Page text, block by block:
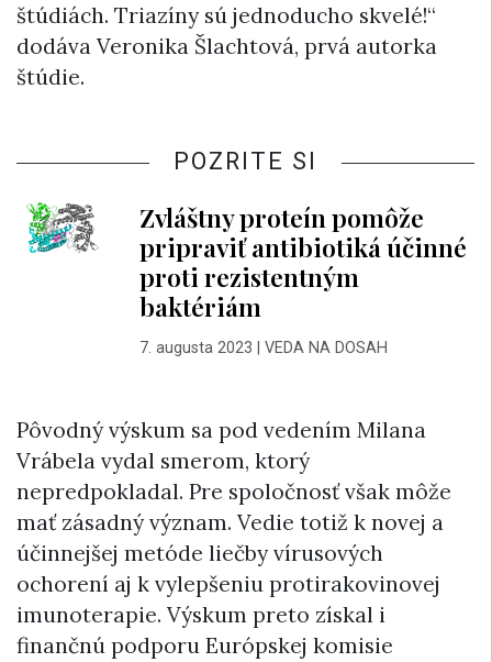
štúdiách. Triazíny sú jednoducho skvelé!“
dodáva Veronika Šlachtová, prvá autorka
štúdie.
POZRITE SI
Zvláštny proteín pomôže
pripraviť antibiotiká účinné
proti rezistentným
baktériám
7. augusta 2023 VEDA NA DOSAH
Pôvodný výskum sa pod vedením Milana
Vrábela vydal smerom, ktorý
nepredpokladal. Pre spoločnosť však môže
mať zásadný význam. Vedie totiž k novej a
účinnejšej metóde liečby vírusových
ochorení aj k vylepšeniu protirakovinovej
imunoterapie. Výskum preto získal i
finančnú podporu Európskej komisie